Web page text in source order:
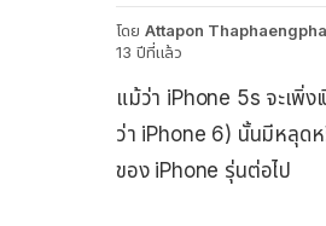
โดย Attapon
13 ปีที่แล้ว
แม้ว่า iPhone 5s จะเพิ่ง
ว่า iPhone 6) นั้นมีหลุดห
ของ iPhone รุ่นต่อไป